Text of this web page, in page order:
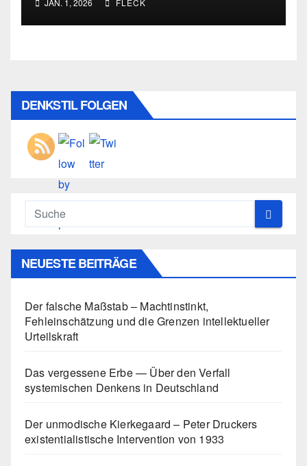
JAN. 1, 2026 FLECK
DENKSTIL FOLGEN
NEUESTE BEITRÄGE
Der falsche Maßstab – Machtinstinkt,
Fehleinschätzung und die Grenzen intellektueller
Urteilskraft
Das vergessene Erbe — Über den Verfall
systemischen Denkens in Deutschland
Der unmodische Kierkegaard – Peter Druckers
existentialistische Intervention von 1933